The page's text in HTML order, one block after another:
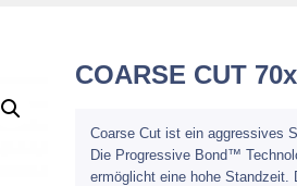
COARSE CUT
Coarse Cut ist ein aggressives
Die Progressive Bond™
ermöglicht eine hohe Standzeit.